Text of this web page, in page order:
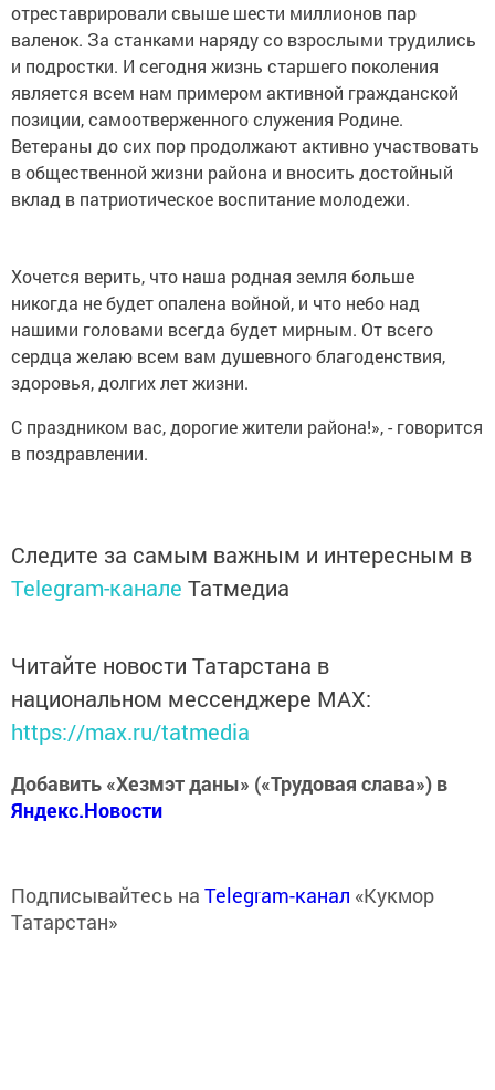
отреставрировали свыше шести миллионов пар
валенок. За станками наряду со взрослыми трудились
и подростки. И сегодня жизнь старшего поколения
является всем нам примером активной гражданской
позиции, самоотверженного служения Родине.
Ветераны до сих пор продолжают активно участвовать
в общественной жизни района и вносить достойный
вклад в патриотическое воспитание молодежи.
Хочется верить, что наша родная земля больше
никогда не будет опалена войной, и что небо над
нашими головами всегда будет мирным. От всего
сердца желаю всем вам душевного благоденствия,
здоровья, долгих лет жизни.
С праздником вас, дорогие жители района!», - говорится
в поздравлении.
Следите за самым важным и интересным в
Telegram-канале Татмедиа
Читайте новости Татарстана в
национальном мессенджере MАХ:
https://max.ru/tatmedia
Добавить «Хезмэт даны» («Трудовая слава») в
Яндекс.Новости
Подписывайтесь на Telegram-канал «Кукмор
Татарстан»